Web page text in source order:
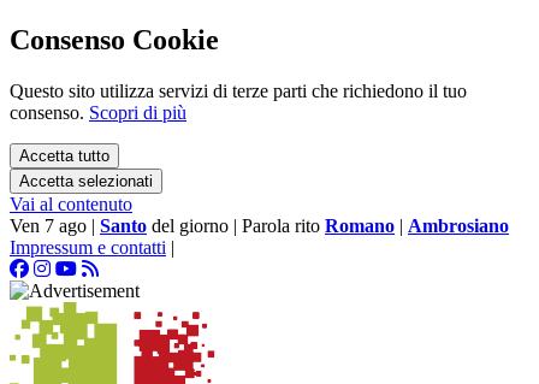
Consenso Cookie
Questo sito utilizza servizi di terze parti che richiedono il tuo
consenso. Scopri di più
Accetta tutto
Accetta selezionati
Vai al contenuto
Ven 7 ago | Santo del giorno | Parola rito Romano | Ambrosiano
Impressum e contatti |